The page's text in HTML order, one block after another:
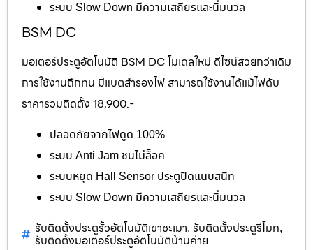
ระบบ Slow Down มีความเสถียรและนิ่มนวล
BSM DC
มอเตอร์ประตูอัตโนมัติ BSM DC โมเดลใหม่ ดีไซน์สวยกว่าเดิม
การใช้งานถึกทน มีแบตสำรองไฟ สามารถใช้งานได้แม้ไฟดับ
ราคารวมติดตั้ง 18,900.-
ปลอดภัยจากไฟดูด 100%
ระบบ Anti Jam ชนไม่ล็อค
ระบบหยุด Hall Sensor ประตูปิดแนบสนิท
ระบบ Slow Down มีความเสถียรและนิ่มนวล
รับติดตั้งประตูรั้วอัตโนมัติเขาชะเมา, รับติดตั้งประตูรีโมท,
รับติดตั้งมอเตอร์ประตูอัตโนมัติบ้านค่าย